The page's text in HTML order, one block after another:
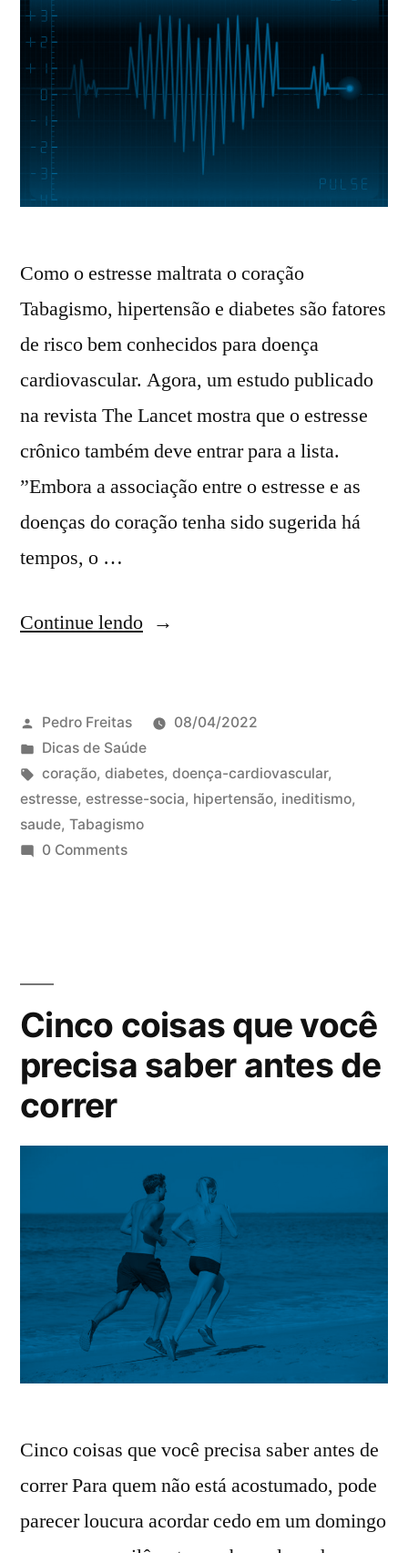
Como o estresse maltrata o coração
Tabagismo, hipertensão e diabetes são fatores
de risco bem conhecidos para doença
cardiovascular. Agora, um estudo publicado
na revista The Lancet mostra que o estresse
crônico também deve entrar para a lista.
”Embora a associação entre o estresse e as
doenças do coração tenha sido sugerida há
tempos, o …
Continue lendo
Pedro Freitas
08/04/2022
Dicas de Saúde
coração, diabetes, doença-cardiovascular,
estresse, estresse-socia, hipertensão, ineditismo,
saude, Tabagismo
0 Comments
Cinco coisas que você
precisa saber antes de
correr
Cinco coisas que você precisa saber antes de
correr Para quem não está acostumado, pode
parecer loucura acordar cedo em um domingo